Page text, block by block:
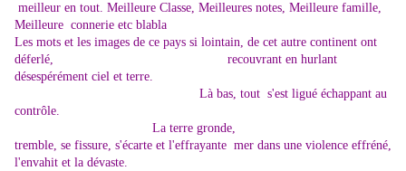
meilleur en tout. Meilleure Classe, Meilleures notes, Meilleure famille,
Meilleure connerie etc blabla
Les mots et les images de ce pays si lointain, de cet autre continent ont
déferlé,
recouvrant en hurlant
désespérément ciel et terre.
Là bas, tout s'est ligué échappant au
contrôle.
La terre gronde,
tremble, se fissure, s'écarte et l'effrayante mer dans une violence effréné,
l'envahit et la dévaste.